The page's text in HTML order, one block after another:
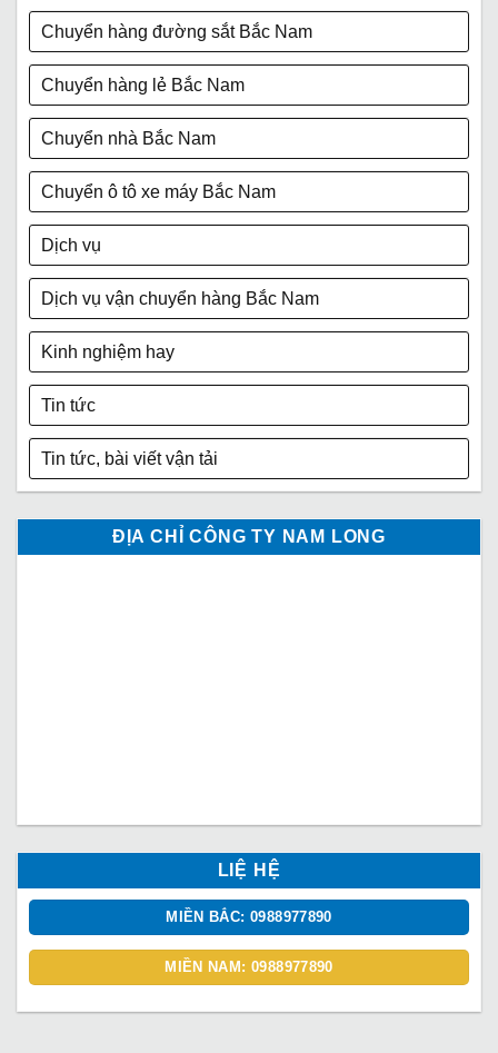
Chuyển hàng đường sắt Bắc Nam
Chuyển hàng lẻ Bắc Nam
Chuyển nhà Bắc Nam
Chuyển ô tô xe máy Bắc Nam
Dịch vụ
Dịch vụ vận chuyển hàng Bắc Nam
Kinh nghiệm hay
Tin tức
Tin tức, bài viết vận tải
ĐỊA CHỈ CÔNG TY NAM LONG
LIỆ HỆ
MIỀN BẮC: 0988977890
MIỀN NAM: 0988977890